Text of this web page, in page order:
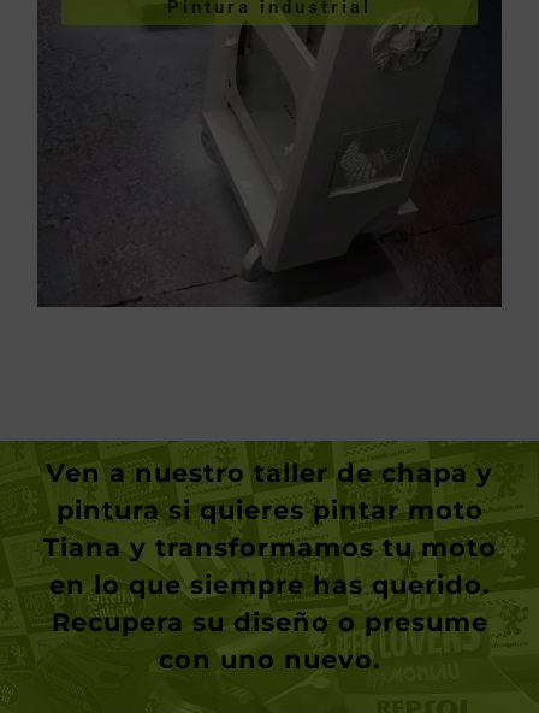
Pintura industrial
Pintura de piezas
industriales
Ven a nuestro taller de chapa y
pintura si quieres pintar moto
Tiana y transformamos tu moto
en lo que siempre has querido.
Recupera su diseño o presume
con uno nuevo.